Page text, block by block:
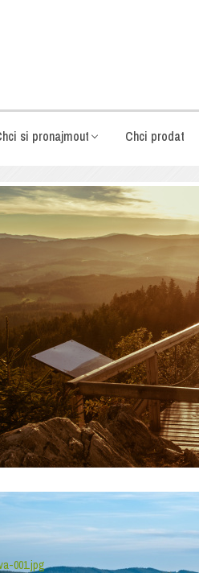
si pronajmout Chci prodat
001.jpg